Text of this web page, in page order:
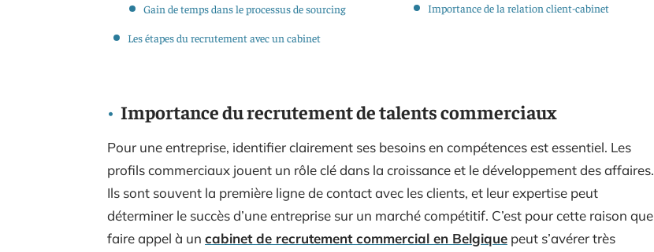
Gain de temps dans le processus de sourcing
Les étapes du recrutement avec un cabinet
Importance de la relation client-cabinet
Importance du recrutement de talents commerciaux
Pour une entreprise, identifier clairement ses besoins en compétences est essentiel. Les
profils commerciaux jouent un rôle clé dans la croissance et le développement des affaires.
Ils sont souvent la première ligne de contact avec les clients, et leur expertise peut
déterminer le succès d’une entreprise sur un marché compétitif. C’est pour cette raison que
faire appel à un cabinet de recrutement commercial en Belgique peut s’avérer très